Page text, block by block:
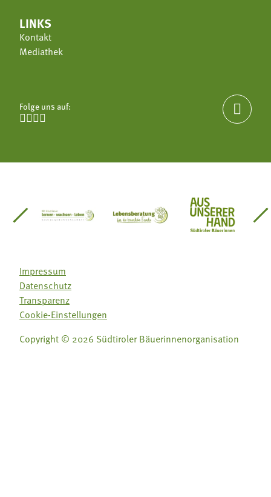
LINKS
Kontakt
Mediathek
Folge uns auf:


Südtirol
Gärtnervereinigung
Sozialgenossenschaft Mit Bäuerinnen lernen -
Lebensberatung für dieAus unserer
Impressum
Datenschutz
Transparenz
Cookie-Einstellungen
Copyright © 2026 Südtiroler Bäuerinnenorganisation